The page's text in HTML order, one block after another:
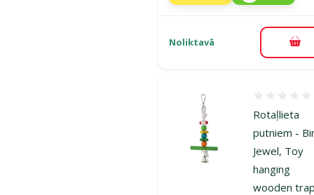
Noliktavā
Rotaļlieta
putniem -
Jewel, Toy
hanging
wooden